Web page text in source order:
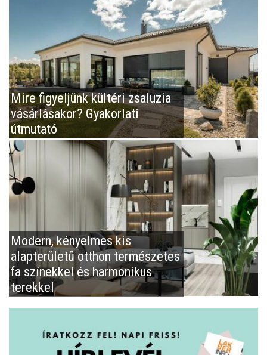
Mire figyeljünk kültéri zsaluzia
vásárlásakor? Gyakorlati
útmutató
Modern, kényelmes kis
alapterületű otthon természetes
fa színekkel és harmonikus
terekkel